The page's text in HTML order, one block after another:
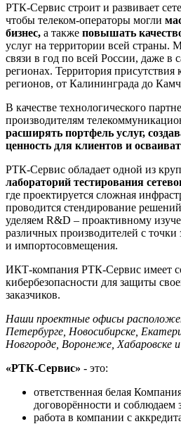
РТК-Сервис строит и развивает
чтобы телеком-операторы могли
бизнес, а также повышать
услуг на территории всей страны.
связи в год по всей России, даже в
регионах. Территория присутствия
регионов, от Калининграда до
В качестве технологического
производителям
расширять портфель услуг,
ценность для клиентов и
РТК-Сервис обладает одной из
лабораторий тестирования
где проектируется сложная
проводится стендирование
уделяем R&D – проактивному
различных производителей с
и импортосовмещения.
ИКТ-компания РТК-Сервис имеет
кибербезопасности для защиты
заказчиков.
Наши проектные офисы
Петербурге, Новосибирске,
Новгороде, Воронеже, Хабаровске
«РТК-Сервис» - это:
ответственная белая
договорённости и соблюдаем
работа в компании с